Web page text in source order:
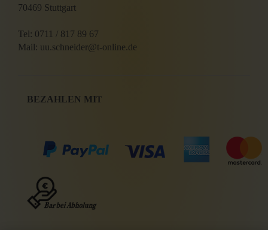
70469 Stuttgart
Tel: 0711 / 817 89 67
Mail: uu.schneider@t-online.de
BEZAHLEN MIT